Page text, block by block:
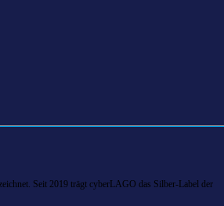
Seit 2019 trägt cyberLAGO das Silber-Label der